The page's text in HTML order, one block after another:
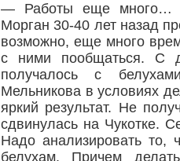
— Работы еще много…
Морган 30-40 лет назад
возможно, еще много
с ними пообщаться. С
получалось с
Мельникова в условиях
яркий результат. Не
сдвинулась на Чукотке.
Надо анализировать то,
белухам. Причем